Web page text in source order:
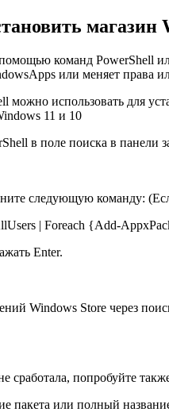
магазин
команд PowerShell
или меняет права
можно использовать для
11 и 10
в поле поиска в
следующую команду:
| Foreach {Add-
Enter.
Windows Store через
сработала, попробуйте
пакета или полный